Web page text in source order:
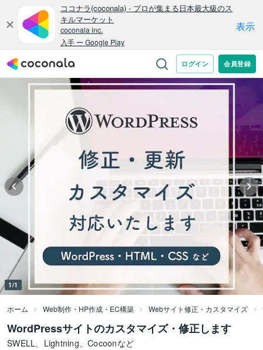
1/1
ホーム Web制作・HP作成・EC構築 Webサイト修正・カスタマイズ
WordPressサイトのカスタマイズ・修正します
SWELL、Lightning、Cocoonなど